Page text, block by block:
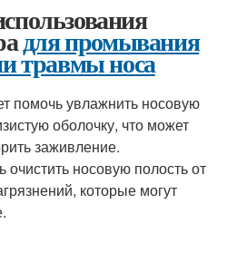
для промывания
травмы носа
помочь увлажнить носовую
оболочку, что может
заживление.
носовую полость от
которые могут